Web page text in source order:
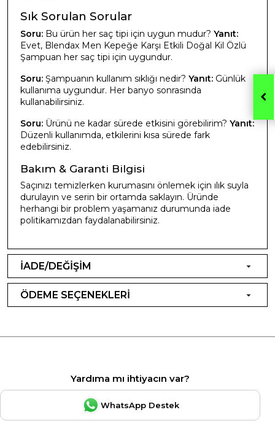
Sık Sorulan Sorular
Soru: Bu ürün her saç tipi için uygun mudur? Yanıt:
Evet, Blendax Men Kepeğe Karşı Etkili Doğal Kil Özlü
Şampuan her saç tipi için uygundur.
Soru: Şampuanın kullanım sıklığı nedir? Yanıt: Günlük
kullanıma uygundur. Her banyo sonrasında
kullanabilirsiniz.
Soru: Ürünü ne kadar sürede etkisini görebilirim? Yanıt:
Düzenli kullanımda, etkilerini kısa sürede fark
edebilirsiniz.
Bakım & Garanti Bilgisi
Saçınızı temizlerken kurumasını önlemek için ılık suyla
durulayın ve serin bir ortamda saklayın. Üründe
herhangi bir problem yaşamanız durumunda iade
politikamızdan faydalanabilirsiniz.
İADE/DEĞİŞİM
ÖDEME SEÇENEKLERİ
Yardıma mı ihtiyacın var?
WhatsApp Destek